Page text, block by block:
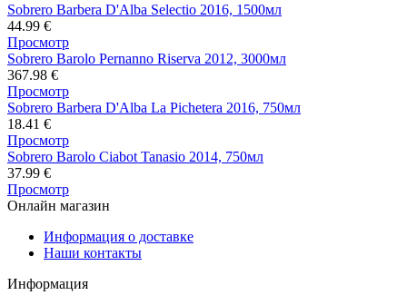
Sobrero Barbera D'Alba Selectio 2016, 1500мл
44.99 €
Просмотр
Sobrero Barolo Pernanno Riserva 2012, 3000мл
367.98 €
Просмотр
Sobrero Barbera D'Alba La Pichetera 2016, 750мл
18.41 €
Просмотр
Sobrero Barolo Ciabot Tanasio 2014, 750мл
37.99 €
Просмотр
Онлайн магазин
Информация о доставке
Наши контакты
Информация